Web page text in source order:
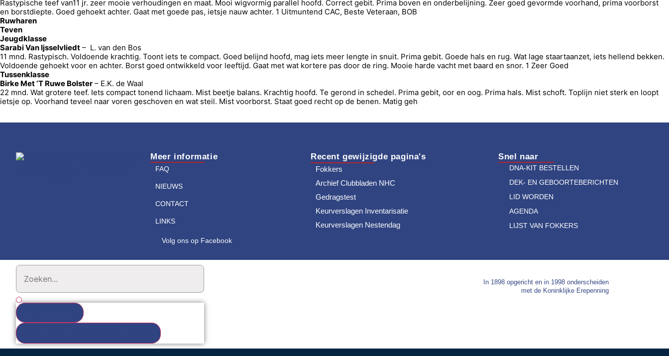
Rastypische teef van11 jr. zeer mooie verhoudingen en maat. Mooi wigvormig parallel hoofd. Correct gebit. Prima boven en onderbelijning. Zeer goed gevormde voorhand, prima voorborst
en borstdiepte. Goed gehoekt achter. Gaat met goede pas, ietsje nauw achter. 1 Uitmuntend CAC, Beste Veteraan, BOB
Ruwharen
Teven
Jeugdklasse
Sarabi Van Ijsselvliedt – L. van den Bos
11 mnd. Rastypisch. Voldoende krachtig. Toont iets te compact. Goed belijnd hoofd, mag iets meer lengte in snuit. Prima gebit. Goede hals en rug. Wat lage staartaanzet, iets hellend bekken.
Voldoende gehoekt voor en achter. Borst goed ontwikkeld voor leeftijd. Gaat met wat kortere pas door de ring. Mooie harde vacht met baard en snor. 1 Zeer Goed
Tussenklasse
Birke Met ‘T Ruwe Bolster – E.K. de Waal
22 mnd. Wat grotere teef. Iets compact tonend lichaam. Mist beetje balans. Krachtig hoofd. Te gerond in schedel. Prima gebit, oor en oog. Prima hals. Mist schoft. Toplijn niet sterk en loopt
ietsje op. Voorhand teveel naar voren geschoven en wat steil. Mist voorborst. Staat goed recht op de benen. Matig geh
Meer informatie
FAQ
NIEUWS
CONTACT
LINKS
Volg ons op Facebook
Recent gewijzigde pagina's
Fokkers
Archief Clubbladen NHC
Gedragstest
Keurverslagen Inventarisatie
Keurverslagen Nestendag
Snel naar
DNA-KIT BESTELLEN
DEK- EN GEBOORTEBERICHTEN
LID WORDEN
AGENDA
LIJST VAN FOKKERS
In 1898 opgericht en in 1998 onderscheiden
met de Koninklijke Erepenning